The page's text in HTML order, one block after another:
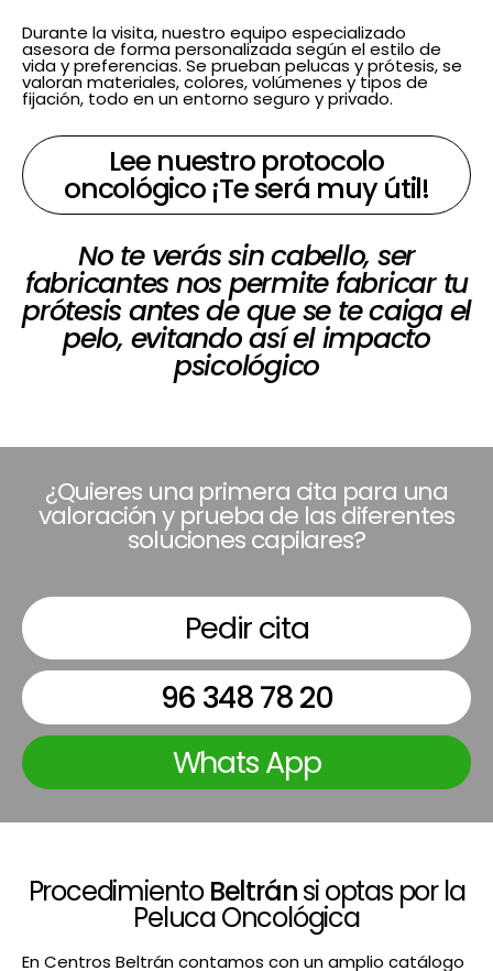
Durante la visita, nuestro equipo especializado
asesora de forma personalizada según el estilo de
vida y preferencias. Se prueban pelucas y prótesis, se
valoran materiales, colores, volúmenes y tipos de
fijación, todo en un entorno seguro y privado.
Lee nuestro protocolo
oncológico ¡Te será muy útil!
No te verás sin cabello, ser
fabricantes nos permite fabricar tu
prótesis antes de que se te caiga el
pelo, evitando así el impacto
psicológico
¿Quieres una primera cita para una
valoración y prueba de las diferentes
soluciones capilares?
Pedir cita
96 348 78 20
Whats App
ProcedimientoBeltránsi optas por la
Peluca Oncológica
En Centros Beltrán contamos con un amplio catálogo